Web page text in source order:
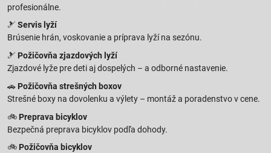
profesionálne.
🎿 Servis lyží
Brúsenie hrán, voskovanie a príprava lyží na sezónu.
🎿 Požičovňa zjazdových lyží
Zjazdové lyže pre deti aj dospelých – a odborné nastavenie.
🚗 Požičovňa strešných boxov
Strešné boxy na dovolenku a výlety – montáž a poradenstvo v cene.
🚲 Preprava bicyklov
Bezpečná preprava bicyklov podľa dohody.
🚲 Požičovňa bicyklov